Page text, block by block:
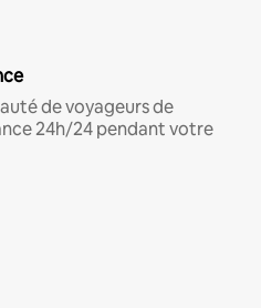
de voyageurs de
24h/24 pendant votre